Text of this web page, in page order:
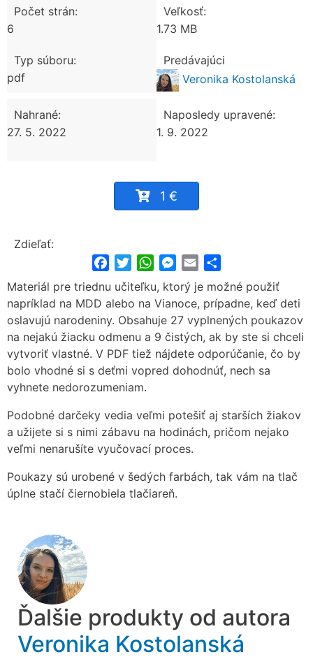
Počet strán:
6
Veľkosť:
1.73 MB
Typ súboru:
pdf
Predávajúci
Veronika Kostolanská
Nahrané:
27. 5. 2022
Naposledy upravené:
1. 9. 2022
1 €
Zdieľať:
FacebookTwitterWhatsApp
Messenger
Email
Materiál pre triednu učiteľku, ktorý je možné použiť
napríklad na MDD alebo na Vianoce, prípadne, keď deti
oslavujú narodeniny. Obsahuje 27 vyplnených poukazov
na nejakú žiacku odmenu a 9 čistých, ak by ste si chceli
vytvoriť vlastné. V PDF tiež nájdete odporúčanie, čo by
bolo vhodné si s deťmi vopred dohodnúť, nech sa
vyhnete nedorozumeniam.
Podobné darčeky vedia veľmi potešiť aj starších žiakov
a užijete si s nimi zábavu na hodinách, pričom nejako
veľmi nenarušíte vyučovací proces.
Poukazy sú urobené v šedých farbách, tak vám na tlač
úplne stačí čiernobiela tlačiareň.
Ďalšie produkty od autora
Veronika Kostolanská